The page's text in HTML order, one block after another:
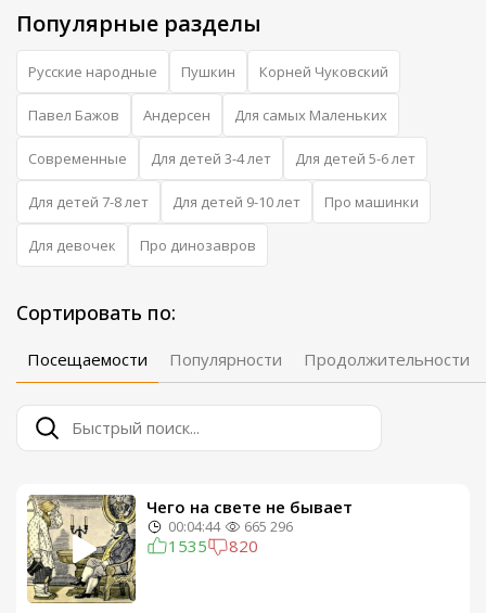
Популярные разделы
Русские народные Пушкин Корней Чуковский
Павел Бажов Андерсен Для самых Маленьких
Современные Для детей 3-4 лет Для детей 5-6 лет
Для детей 7-8 лет Для детей 9-10 лет Про машинки
Для девочек Про динозавров
Сортировать по:
Посещаемости Популярности Продолжительности
Чего на свете не бывает
00:04:44 665 296
1535 820